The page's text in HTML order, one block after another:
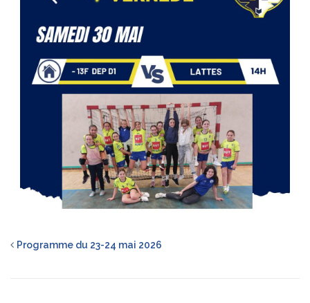
Programme du 23-24 mai 2026